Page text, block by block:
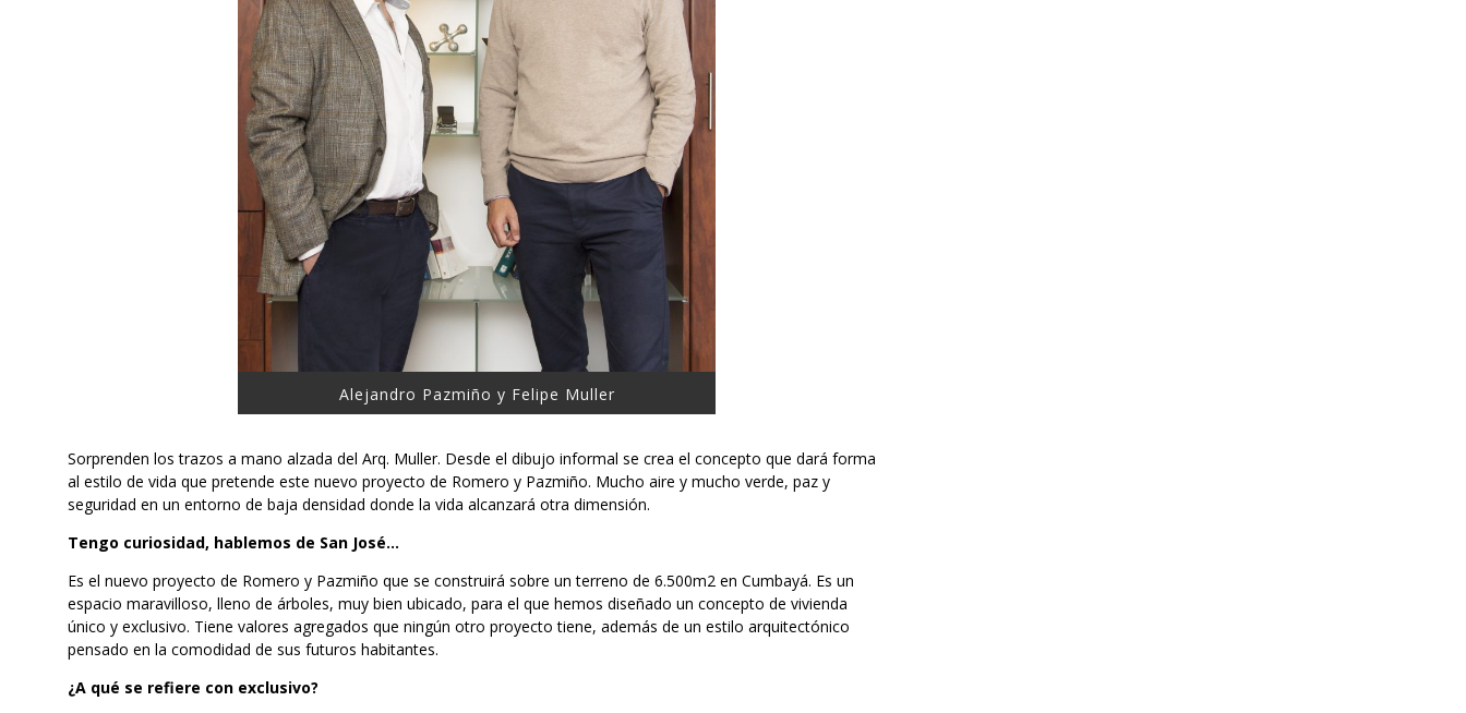
Alejandro Pazmiño y Felipe Muller
Sorprenden los trazos a mano alzada del Arq. Muller. Desde el dibujo informal se crea el concepto que dará forma
al estilo de vida que pretende este nuevo proyecto de Romero y Pazmiño. Mucho aire y mucho verde, paz y
seguridad en un entorno de baja densidad donde la vida alcanzará otra dimensión.
Tengo curiosidad, hablemos de San José…
Es el nuevo proyecto de Romero y Pazmiño que se construirá sobre un terreno de 6.500m2 en Cumbayá. Es un
espacio maravilloso, lleno de árboles, muy bien ubicado, para el que hemos diseñado un concepto de vivienda
único y exclusivo. Tiene valores agregados que ningún otro proyecto tiene, además de un estilo arquitectónico
pensado en la comodidad de sus futuros habitantes.
¿A qué se refiere con exclusivo?